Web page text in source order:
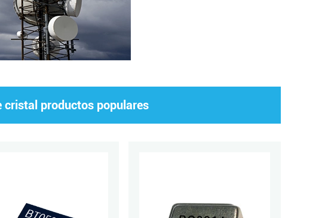
cristal productos populares